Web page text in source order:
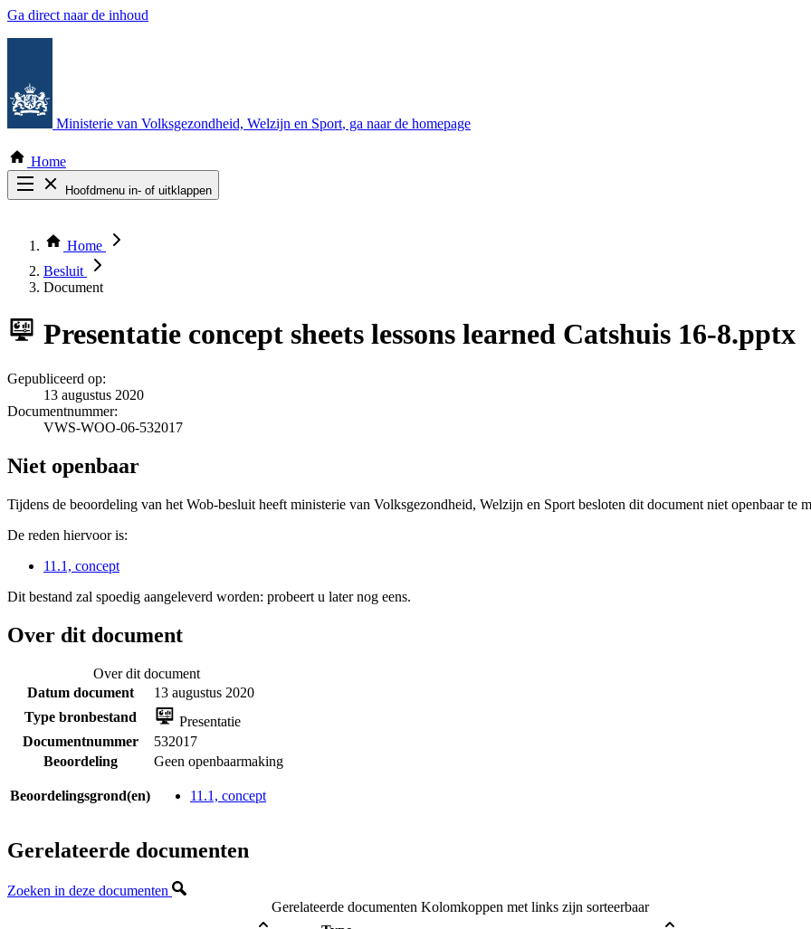
Ga direct naar de inhoud
Ministerie van Volksgezondheid, Welzijn en Sport, ga naar de homepage
Home
Hoofdmenu in- of uitklappen
Thema COVID-19
Bekijk per bestuursorgaan
Home
Besluit
Document
Presentatie concept sheets lessons learned Catshuis 16-8.pptx
Gepubliceerd op:
13 augustus 2020
Documentnummer:
VWS-WOO-06-532017
Niet openbaar
Tijdens de beoordeling van het Wob-besluit heeft ministerie van Volksgezondheid, Welzijn en Sport besloten dit document niet openbaar te
De reden hiervoor is:
11.1, concept
Dit bestand zal spoedig aangeleverd worden: probeert u later nog eens.
Over dit document
Over dit document
Datum document
13 augustus 2020
Type bronbestand
Presentatie
Documentnummer
532017
Beoordeling
Geen openbaarmaking
Beoordelingsgrond(en) 11.1, concept
Gerelateerde documenten
Zoeken in deze documenten
Gerelateerde documenten Kolomkoppen met links zijn sorteerbaar